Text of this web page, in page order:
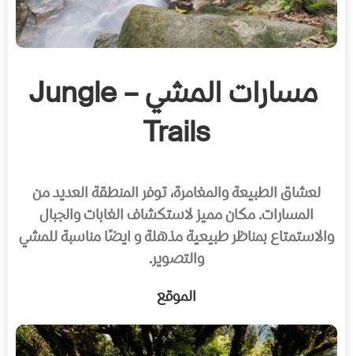
مسارات المشي – Jungle
Trails
لعشاق الطبيعة والمغامرة، توفر المنطقة العديد من
المسارات. مكان مميز لاستكشاف الغابات والجبال
والاستمتاع بمناظر طبيعية مذهلة و ايضًا مناسبة للمشي
والتصوير.
الموقع